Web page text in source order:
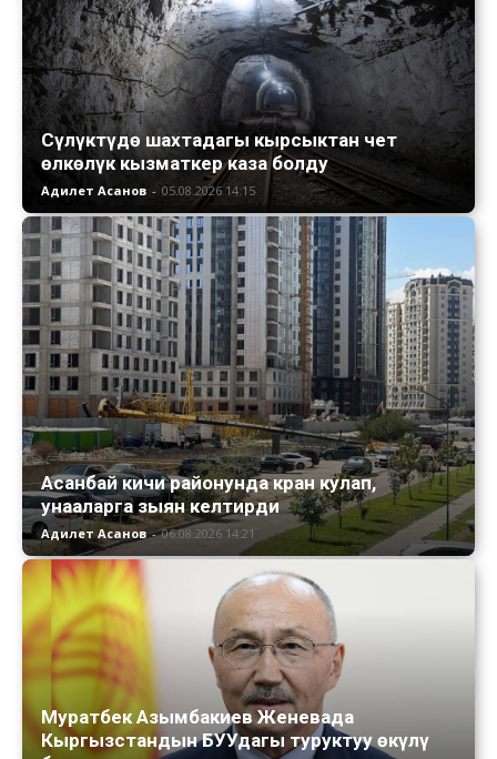
Сүлүктүдө шахтадагы кырсыктан чет
өлкөлүк кызматкер каза болду
Адилет Асанов - 05.08.2026 14:15
Асанбай кичи районунда кран кулап,
унааларга зыян келтирди
Адилет Асанов - 06.08.2026 14:21
Муратбек Азымбакиев Женевада
Кыргызстандын БУУдагы туруктуу өкүлү